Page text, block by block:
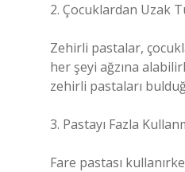
2. Çocuklardan Uzak
Zehirli pastalar,
her şeyi ağzına
zehirli pastaları
3. Pastayı Fazla
Fare pastası